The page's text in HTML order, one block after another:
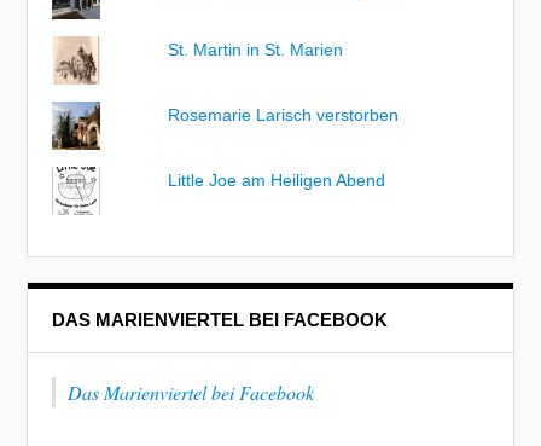
St. Martin in St. Marien
Rosemarie Larisch verstorben
Little Joe am Heiligen Abend
DAS MARIENVIERTEL BEI FACEBOOK
Das Marienviertel bei Facebook